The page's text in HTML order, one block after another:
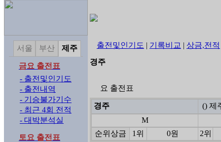
서울 부산 제주
금요 출전표
- 출전및인기도
- 출전내역
- 기승불가기수
- 최근 4회 전적
- 대박분석실
토요 출전표
출전및인기도 | 기록비교 | 상금,전적
경주
요 출전표
경주
() 제
M
순위상금
1위 0원 2위